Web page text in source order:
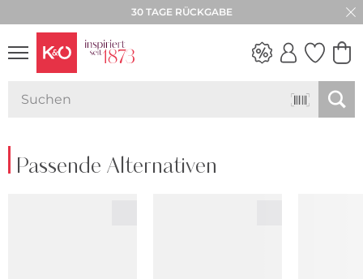
30 TAGE RÜCKGABE
Passende Alternativen